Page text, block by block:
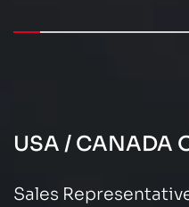
USA / CANADA
Sales